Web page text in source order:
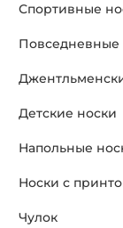
Спортивные
Повседневные
Детские носки
Напольные
Носки с
Чулок